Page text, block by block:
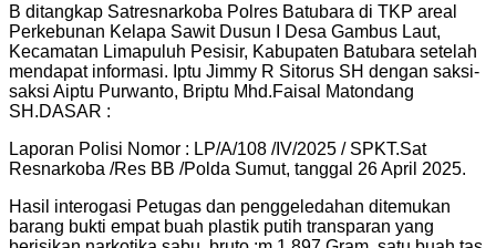
B ditangkap Satresnarkoba Polres Batubara di TKP areal
Perkebunan Kelapa Sawit Dusun I Desa Gambus Laut,
Kecamatan Limapuluh Pesisir, Kabupaten Batubara setelah
mendapat informasi. Iptu Jimmy R Sitorus SH dengan saksi-
saksi Aiptu Purwanto, Briptu Mhd.Faisal Matondang
SH.DASAR :
Laporan Polisi Nomor : LP/A/108 /IV/2025 / SPKT.Sat
Resnarkoba /Res BB /Polda Sumut, tanggal 26 April 2025.
Hasil interogasi Petugas dan penggeledahan ditemukan
barang bukti empat buah plastik putih transparan yang